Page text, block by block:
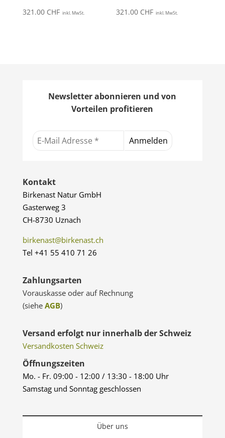
321.00 CHF inkl. MwSt. 321.00 CHF inkl. MwSt.
Newsletter abonnieren und von
Vorteilen profitieren
Kontakt
Birkenast Natur GmbH
Gasterweg 3
CH-8730 Uznach
birkenast@birkenast.ch
Tel +41 55 410 71 26
Zahlungsarten
Vorauskasse oder auf Rechnung
(siehe AGB)
Versand erfolgt nur innerhalb der Schweiz
Versandkosten Schweiz
Öffnungszeiten
Mo. - Fr. 09:00 - 12:00 / 13:30 - 18:00 Uhr
Samstag und Sonntag geschlossen
Über uns